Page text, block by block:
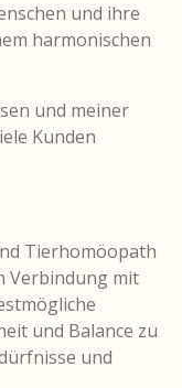
und ihre
harmonischen
und meiner
Kunden
Tierhomöopath
Verbindung mit
und Balance zu
und